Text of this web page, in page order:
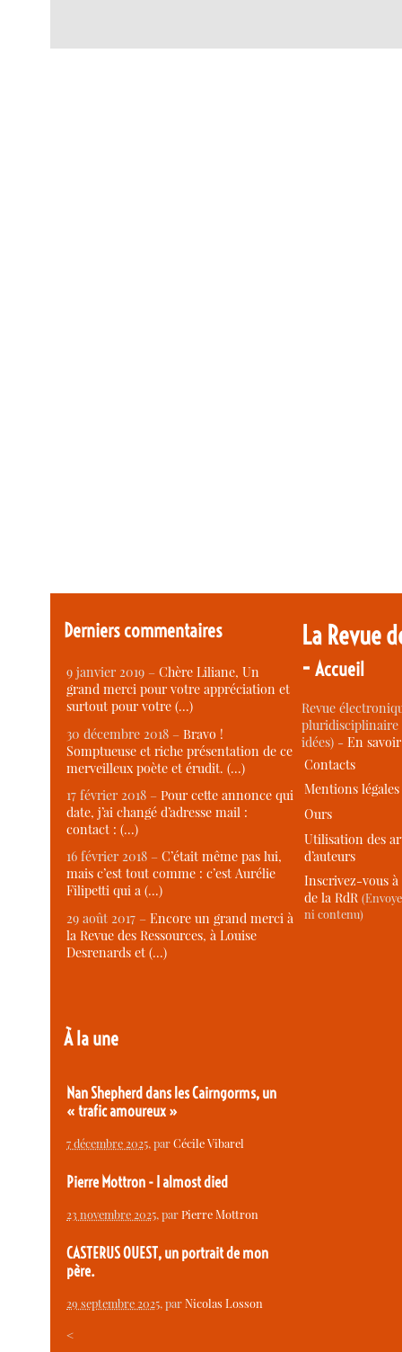
Derniers commentaires
9 janvier 2019 –Chère Liliane, Un
grand merci pour votre appréciation et
surtout pour votre (…)
30 décembre 2018 –Bravo !
Somptueuse et riche présentation de ce
merveilleux poète et érudit. (…)
17 février 2018 –Pour cette annonce qui
date, j’ai changé d’adresse mail :
contact : (…)
16 février 2018 –C’était même pas lui,
mais c’est tout comme : c’est Aurélie
Filipetti qui a (…)
29 août 2017 –Encore un grand merci à
la Revue des Ressources, à Louise
Desrenards et (…)
À la une
Nan Shepherd dans les Cairngorms, un
« trafic amoureux »
7 décembre 2025, parCécile Vibarel
Pierre Mottron - I almost died
23 novembre 2025, parPierre Mottron
CASTERUS OUEST, un portrait de mon
père.
29 septembre 2025, parNicolas Losson
<
La Revue
-Accueil
Revue
idées) -En
Contacts
Mentions légales
Ours
Utilisation des
d’auteurs
Inscrivez-vous
de la RdR
ni contenu)